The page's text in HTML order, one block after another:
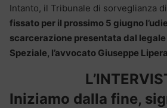
Intanto, il Tribunale di sorveglianza
fissato per il prossimo 5 giugno
scarcerazione presentata dal
Speziale, l’avvocato Giuseppe Lipera
Iniziamo dalla fine,